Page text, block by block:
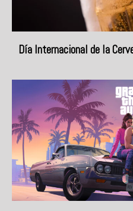
Día Internacional de la